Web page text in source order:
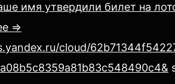
имя утвердили билет на
=>
cloud/